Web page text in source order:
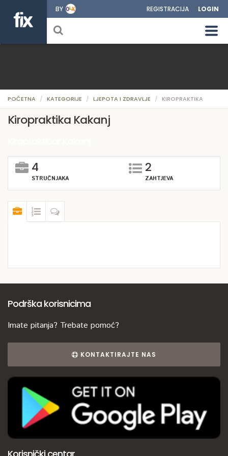
BY REGISTRACIJA LOGIN
POČETNA KATEGORIJE LJEPOTA I ZDRAVLJE KIROPRAKTIKA
Kiropraktika Kakanj
4
STRUČNJAKA
2
ZAHTJEVA
Podrška korisnicima
Imate pitanja? Trebate pomoć?
KONTAKTIRAJTE NAS